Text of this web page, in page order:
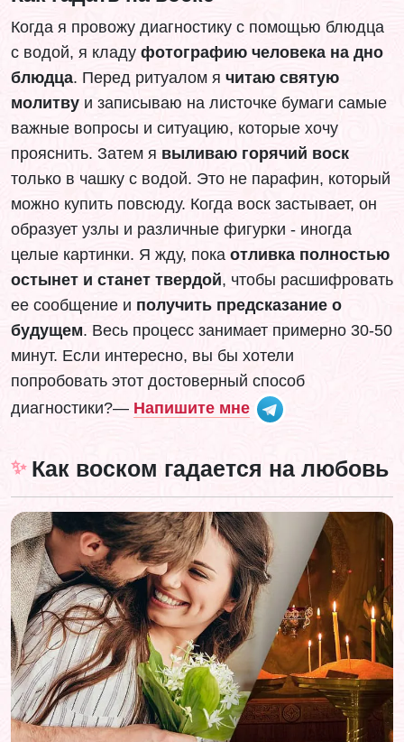
Когда я провожу диагностику с помощью блюдца
с водой, я кладу фотографию человека на дно
блюдца. Перед ритуалом я читаю святую
молитву и записываю на листочке бумаги самые
важные вопросы и ситуацию, которые хочу
прояснить. Затем я выливаю горячий воск
только в чашку с водой. Это не парафин, который
можно купить повсюду. Когда воск застывает, он
образует узлы и различные фигурки - иногда
целые картинки. Я жду, пока отливка полностью
остынет и станет твердой, чтобы расшифровать
ее сообщение и получить предсказание о
будущем. Весь процесс занимает примерно 30-50
минут. Если интересно, вы бы хотели
попробовать этот достоверный способ
диагностики?— Напишите мне
Как воском гадается на любовь